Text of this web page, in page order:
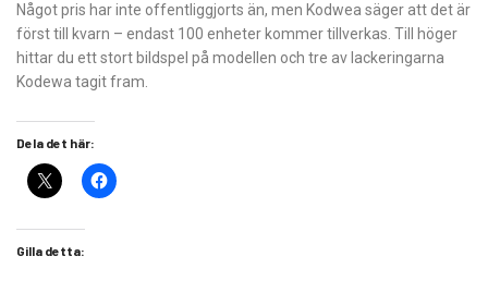
Något pris har inte offentliggjorts än, men Kodwea säger att det är
först till kvarn – endast 100 enheter kommer tillverkas. Till höger
hittar du ett stort bildspel på modellen och tre av lackeringarna
Kodewa tagit fram.
Dela det här:
Gilla detta: